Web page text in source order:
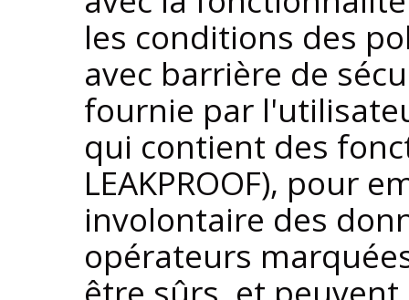
les conditions des
avec barrière de
fournie par
qui contient des
LEAKPROOF), pour
involontaire des
opérateurs